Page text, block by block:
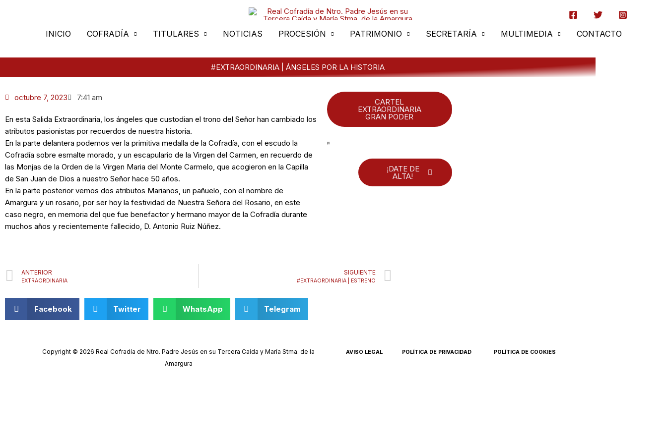
INICIO COFRADÍA TITULARES NOTICIAS PROCESIÓN PATRIMONIO SECRETARÍA MULTIMEDIA CONTACTO
#EXTRAORDINARIA | ÁNGELES POR LA HISTORIA
octubre 7, 2023 7:41 am
En esta Salida Extraordinaria, los ángeles que custodian el trono del Señor han cambiado los
atributos pasionistas por recuerdos de nuestra historia.
En la parte delantera podemos ver la primitiva medalla de la Cofradía, con el escudo la
Cofradía sobre esmalte morado, y un escapulario de la Virgen del Carmen, en recuerdo de
las Monjas de la Orden de la Virgen Maria del Monte Carmelo, que acogieron en la Capilla
de San Juan de Dios a nuestro Señor hace 50 años.
En la parte posterior vemos dos atributos Marianos, un pañuelo, con el nombre de
Amargura y un rosario, por ser hoy la festividad de Nuestra Señora del Rosario, en este
caso negro, en memoria del que fue benefactor y hermano mayor de la Cofradía durante
muchos años y recientemente fallecido, D. Antonio Ruiz Núñez.
CARTEL
EXTRAORDINARIA
GRAN PODER
¡DATE DE
ALTA!
Prev
ANTERIOR
EXTRAORDINARIA
SIGUIENTE
#EXTRAORDINARIA | ESTRENO
Facebook Twitter WhatsApp Telegram
Copyright © 2026 Real Cofradía de Ntro. Padre Jesús en su Tercera Caída y María Stma. de la
Amargura
AVISO LEGAL POLÍTICA DE PRIVACIDAD POLÍTICA DE COOKIES